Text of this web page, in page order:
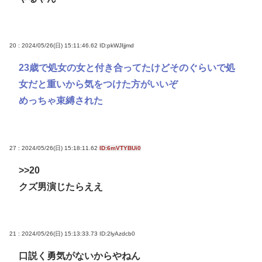
20 : 2024/05/26(日) 15:11:46.62 ID:pkWJIjjmd
23歳で処女の女と付き合ってたけどそのぐらいで処
女だと重いから気をつけた方がいいぞ
めっちゃ束縛された
27 : 2024/05/26(日) 15:18:11.62 ID:6mVTYBUi0
>>20
クズ男演じたらええ
21 : 2024/05/26(日) 15:13:33.73 ID:2lyAzdcb0
口説く勇気がないからやねん